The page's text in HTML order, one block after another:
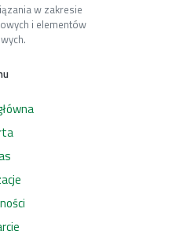
w zakresie
i elementów